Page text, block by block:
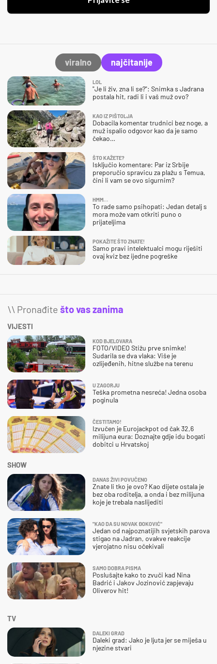
viralno najčitanije
LOL
"Je li živ, zna li se?": Snimka s Jadrana
postala hit, radi li i vaš muž ovo?
KAO IZ PIŠTOLJA
Dobacila komentar trudnici bez noge, a
muž ispalio odgovor kao da je samo
čekao…
ŠTO KAŽETE?
Isključio komentare: Par iz Srbije
preporučio spravicu za plažu s Temua,
čini li vam se ovo sigurnim?
HMM…
To rade samo psihopati: Jedan detalj s
mora može vam otkriti puno o
prijateljima
POKAŽITE ŠTO ZNATE!
Samo pravi intelektualci mogu riješiti
ovaj kviz bez ijedne pogreške
\\ Pronađite što vas zanima
VIJESTI
KOD BJELOVARA
FOTO/VIDEO Stižu prve snimke!
Sudarila se dva vlaka: Više je
ozlijeđenih, hitne službe na terenu
U ZAGORJU
Teška prometna nesreća! Jedna osoba
poginula
ČESTITAMO!
Izvučen je Eurojackpot od čak 32,6
milijuna eura: Doznajte gdje idu bogati
dobitci u Hrvatskoj
SHOW
DANAS ŽIVI POVUČENO
Znate li tko je ovo? Kao dijete ostala je
bez oba roditelja, a onda i bez milijuna
koje je trebala naslijediti
"KAO DA SU NOVAK ĐOKOVIĆ"
Jedan od najpoznatijih svjetskih parova
stigao na Jadran, ovakve reakcije
vjerojatno nisu očekivali
SAMO DOBRA PISMA
Poslušajte kako to zvuči kad Nina
Badrić i Jakov Jozinović zapjevaju
Oliverov hit!
TV
DALEKI GRAD
Daleki grad: Jako je ljuta jer se miješa u
njezine stvari